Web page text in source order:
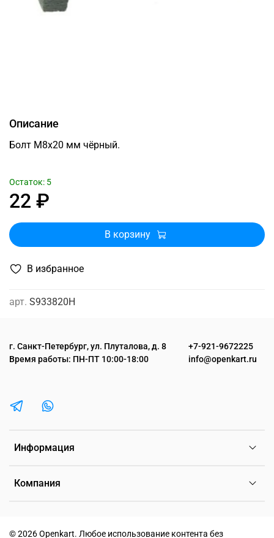
В избранное
арт. S933820H
Описание
Болт М8x20 мм чёрный.
22 ₽
Остаток: 5
В корзину
Информация
Компания
г. Санкт-Петербург, ул. Плуталова, д. 8
Время работы: ПН-ПТ 10:00-18:00
+7-921-9672225
info@openkart.ru
©2026 Openkart. Любое использование контента без